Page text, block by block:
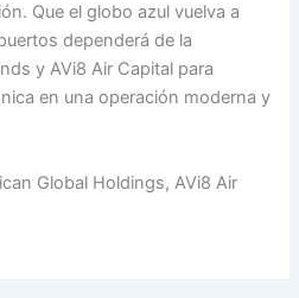
Que el globo azul vuelva a
dependerá de la
y AVi8 Air Capital para
en una operación moderna y
Global Holdings, AVi8 Air